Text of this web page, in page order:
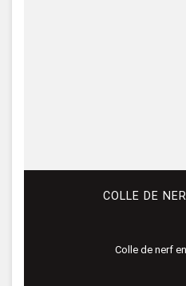
COLLE DE
Colle de nerf